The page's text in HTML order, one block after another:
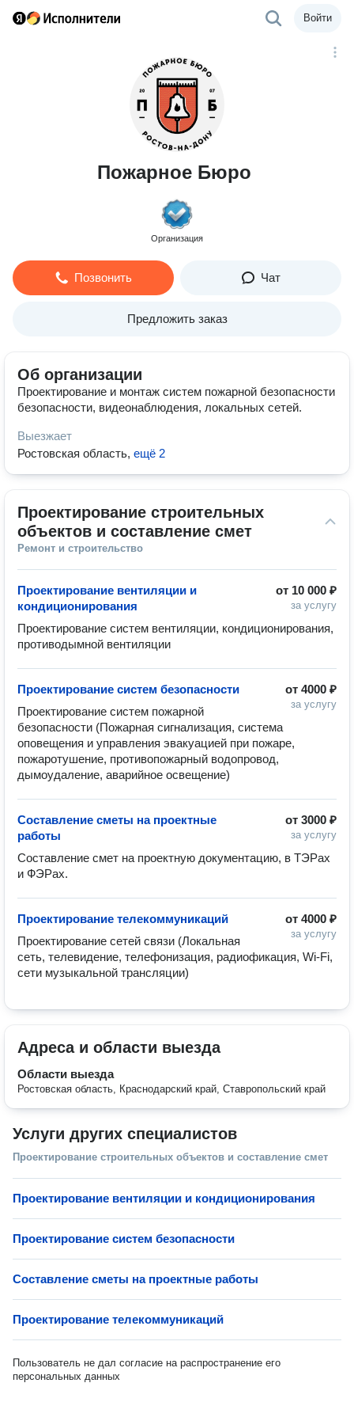
Войти
Пожарное Бюро
Организация
Позвонить Чат
Предложить заказ
Об организации
Проектирование и монтаж систем пожарной безопасности
безопасности, видеонаблюдения, локальных сетей.
Выезжает
Ростовская область, ещё 2
Проектирование строительных
объектов и составление смет
Ремонт и строительство
от 10 000 ₽
за услугу
Проектирование вентиляции и
кондиционирования
Проектирование систем вентиляции, кондиционирования,
противодымной вентиляции
от 4000 ₽
за услугу
Проектирование систем безопасности
Проектирование систем пожарной
безопасности (Пожарная сигнализация, система
оповещения и управления эвакуацией при пожаре,
пожаротушение, противопожарный водопровод,
дымоудаление, аварийное освещение)
от 3000 ₽
за услугу
Составление сметы на проектные
работы
Составление смет на проектную документацию, в ТЭРах
и ФЭРах.
от 4000 ₽
за услугу
Проектирование телекоммуникаций
Проектирование сетей связи (Локальная
сеть, телевидение, телефонизация, радиофикация, Wi-Fi,
сети музыкальной трансляции)
Адреса и области выезда
Области выезда
Ростовская область, Краснодарский край, Ставропольский край
Услуги других специалистов
Проектирование строительных объектов и составление смет
Проектирование вентиляции и кондиционирования
Проектирование систем безопасности
Составление сметы на проектные работы
Проектирование телекоммуникаций
Пользователь не дал согласие на распространение его
персональных данных